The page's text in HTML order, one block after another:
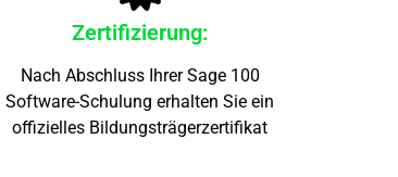
Zertifizierung:
Nach Abschluss Ihrer Sage 100
Software-Schulung erhalten Sie ein
offizielles Bildungsträgerzertifikat